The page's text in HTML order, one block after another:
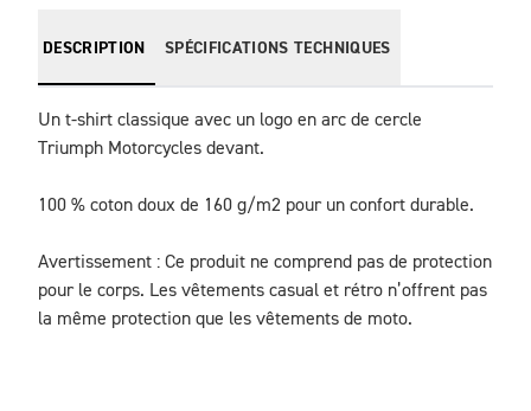
DESCRIPTION SPÉCIFICATIONS TECHNIQUES
Un t-shirt classique avec un logo en arc de cercle
Triumph Motorcycles devant.
100 % coton doux de 160 g/m2 pour un confort durable.
Avertissement : Ce produit ne comprend pas de protection
pour le corps. Les vêtements casual et rétro n’offrent pas
la même protection que les vêtements de moto.